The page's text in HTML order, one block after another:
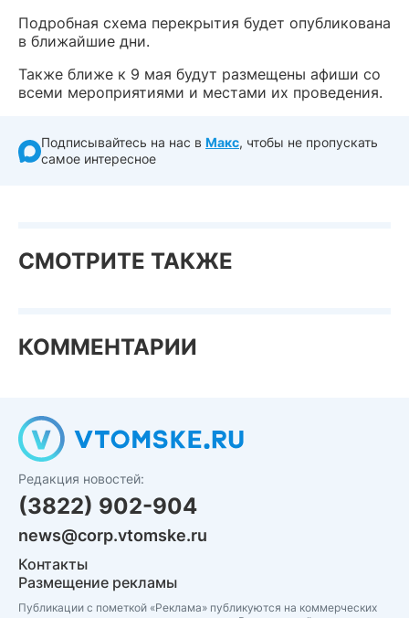
Подробная схема перекрытия будет опубликована
в ближайшие дни.
Также ближе к 9 мая будут размещены афиши со
всеми мероприятиями и местами их проведения.
Подписывайтесь на нас в Макс, чтобы не пропускать
самое интересное
СМОТРИТЕ ТАКЖЕ
КОММЕНТАРИИ
Редакция новостей:
(3822) 902-904
news@corp.vtomske.ru
Контакты
Размещение рекламы
Публикации с пометкой «Реклама» публикуются на коммерческих